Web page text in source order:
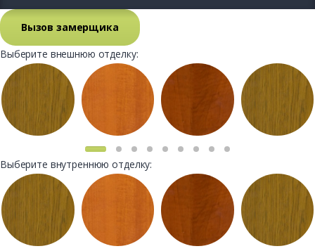
Вызов замерщика
Выберите внешнюю отделку:
Выберите внутреннюю отделку: